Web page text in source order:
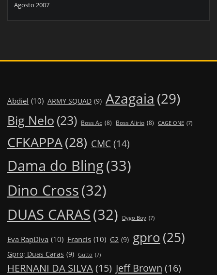
Agosto 2007
Abdiel (10) ARMY SQUAD (9) Azagaia (29)
Big Nelo (23) Boss Ac (8) Boss Alirio (8) CAGE ONE (7)
CFKAPPA(28) CMC (14)
Dama do Bling(33)
Dino Cross(32)
DUAS CARAS(32) Dygo Boy (7)
Eva RapDiva (10) Francis (10) G2 (9) gpro(25)
Gpro; Duas Caras (9) Gutto (7)
HERNANI DA SILVA(15) Jeff Brown (16)